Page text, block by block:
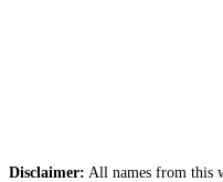
Disclaimer: All names from this